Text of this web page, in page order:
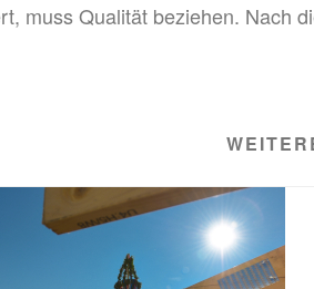
muss Qualität beziehen. Nach